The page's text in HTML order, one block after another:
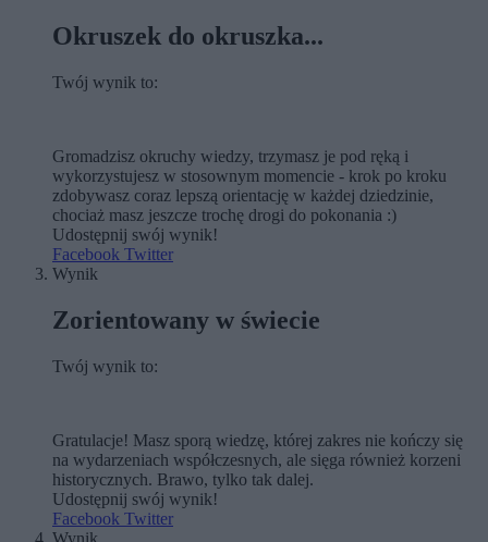
Okruszek do okruszka...
Twój wynik to:
Gromadzisz okruchy wiedzy, trzymasz je pod ręką i
wykorzystujesz w stosownym momencie - krok po kroku
zdobywasz coraz lepszą orientację w każdej dziedzinie,
chociaż masz jeszcze trochę drogi do pokonania :)
Udostępnij swój wynik!
Facebook Twitter
Wynik
Zorientowany w świecie
Twój wynik to:
Gratulacje! Masz sporą wiedzę, której zakres nie kończy się
na wydarzeniach współczesnych, ale sięga również korzeni
historycznych. Brawo, tylko tak dalej.
Udostępnij swój wynik!
Facebook Twitter
Wynik